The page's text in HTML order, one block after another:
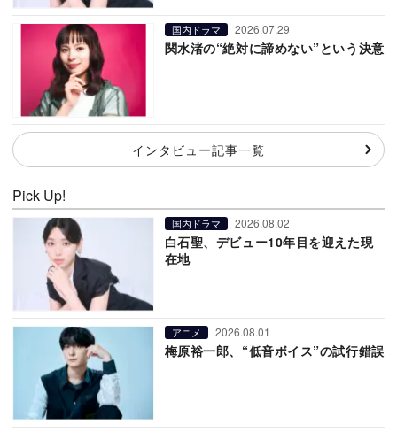
国内ドラマ 2026.07.29
関水渚の“絶対に諦めない”という決意
インタビュー記事一覧
Pick Up!
国内ドラマ 2026.08.02
白石聖、デビュー10年目を迎えた現
在地
アニメ 2026.08.01
梅原裕一郎、“低音ボイス”の試行錯誤